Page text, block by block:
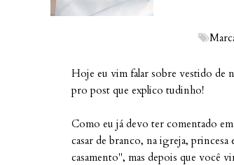
Hoje eu vim falar sobre vestido de
pro post que explico tudinho!
Como eu já devo ter comentado
casar de branco, na igreja,
casamento", mas depois que você